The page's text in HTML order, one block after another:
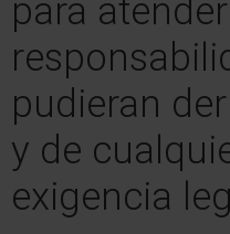
para
pudieran
y de
exigencia